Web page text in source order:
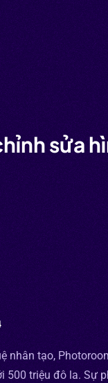
sửa
nhân tạo,
500 triệu đô la. Sự